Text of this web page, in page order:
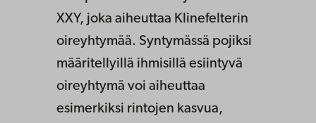
XXY, joka aiheuttaa Klinefelterin
oireyhtymää. Syntymässä pojiksi
määritellyillä ihmisillä esiintyvä
oireyhtymä voi aiheuttaa
esimerkiksi rintojen kasvua,